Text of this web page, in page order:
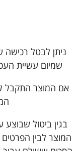
ניתן לבטל
שמיום עשיית העסקה ועד 14 ימים
אם המוצר התקבל
בגין ביטול
המוצר לבין